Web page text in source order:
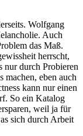
Wolfgang
Auch
das Maß.
herrscht,
nur durch Probieren
machen, eben auch
kann nur einen
So ein Katalog
weil ja für
sich durch Arbeit